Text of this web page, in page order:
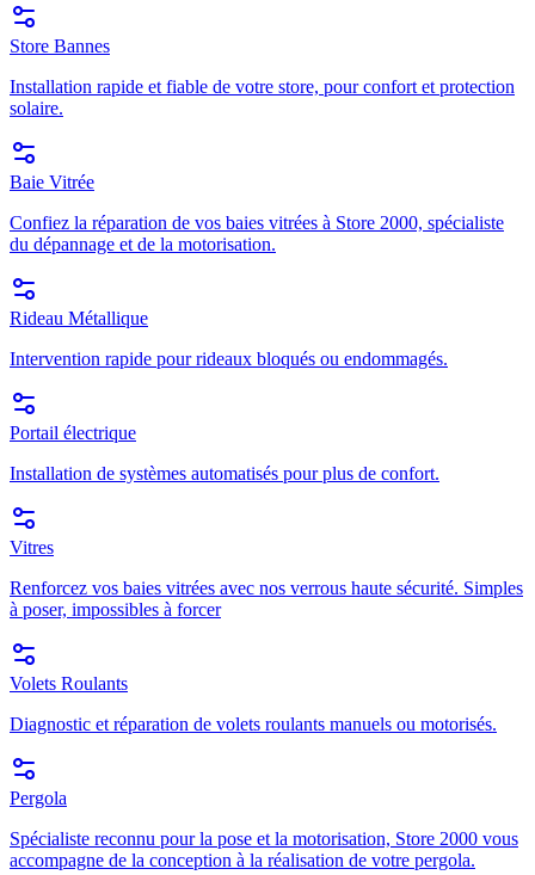
Store Bannes
Installation rapide et fiable de votre store, pour confort et protection
solaire.
Baie Vitrée
Confiez la réparation de vos baies vitrées à Store 2000, spécialiste
du dépannage et de la motorisation.
Rideau Métallique
Intervention rapide pour rideaux bloqués ou endommagés.
Portail électrique
Installation de systèmes automatisés pour plus de confort.
Vitres
Renforcez vos baies vitrées avec nos verrous haute sécurité. Simples
à poser, impossibles à forcer
Volets Roulants
Diagnostic et réparation de volets roulants manuels ou motorisés.
Pergola
Spécialiste reconnu pour la pose et la motorisation, Store 2000 vous
accompagne de la conception à la réalisation de votre pergola.